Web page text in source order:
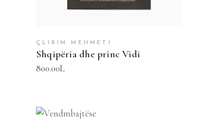
ÇLIRIM MEHMETI
Shqipëria dhe princ Vidi
800.00L
SHTOJE NË SHPORTË